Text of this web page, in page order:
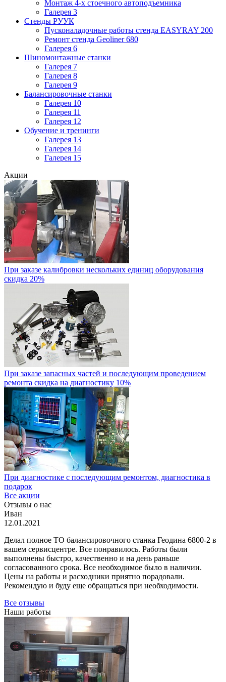
Монтаж 4-х стоечного автоподъемника
Галерея 3
Стенды РУУК
Пусконаладочные работы стенда EASYRAY 200
Ремонт стенда Geoliner 680
Галерея 6
Шиномонтажные станки
Галерея 7
Галерея 8
Галерея 9
Балансировочные станки
Галерея 10
Галерея 11
Галерея 12
Обучение и тренинги
Галерея 13
Галерея 14
Галерея 15
Акции
При заказе калибровки нескольких единиц оборудования
скидка 20%
При заказе запасных частей и последующим проведением
ремонта скидка на диагностику 10%
При диагностике с последующим ремонтом, диагностика в
подарок
Все акции
Отзывы о нас
Иван
12.01.2021
Делал полное ТО балансировочного станка Геодина 6800-2 в
вашем сервисцентре. Все понравилось. Работы были
выполнены быстро, качественно и на день раньше
согласованного срока. Все необходимое было в наличии.
Цены на работы и расходники приятно порадовали.
Рекомендую и буду еще обращаться при необходимости.
Все отзывы
Наши работы